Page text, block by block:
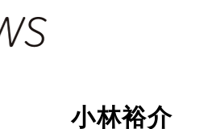
小林裕介